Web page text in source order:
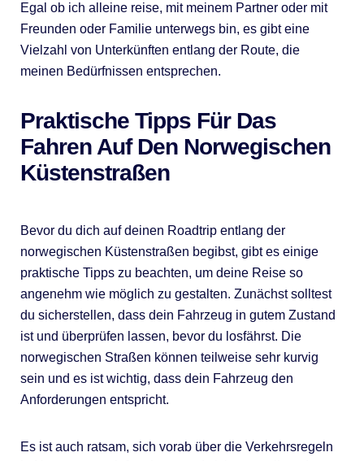
Egal ob ich alleine reise, mit meinem Partner oder mit
Freunden oder Familie unterwegs bin, es gibt eine
Vielzahl von Unterkünften entlang der Route, die
meinen Bedürfnissen entsprechen.
Praktische Tipps Für Das
Fahren Auf Den Norwegischen
Küstenstraßen
Bevor du dich auf deinen Roadtrip entlang der
norwegischen Küstenstraßen begibst, gibt es einige
praktische Tipps zu beachten, um deine Reise so
angenehm wie möglich zu gestalten. Zunächst solltest
du sicherstellen, dass dein Fahrzeug in gutem Zustand
ist und überprüfen lassen, bevor du losfährst. Die
norwegischen Straßen können teilweise sehr kurvig
sein und es ist wichtig, dass dein Fahrzeug den
Anforderungen entspricht.
Es ist auch ratsam, sich vorab über die Verkehrsregeln